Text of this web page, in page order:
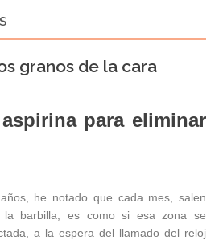
granos de la cara
para eliminar
he notado que cada mes, salen
barbilla, es como si esa zona se
a la espera del llamado del reloj